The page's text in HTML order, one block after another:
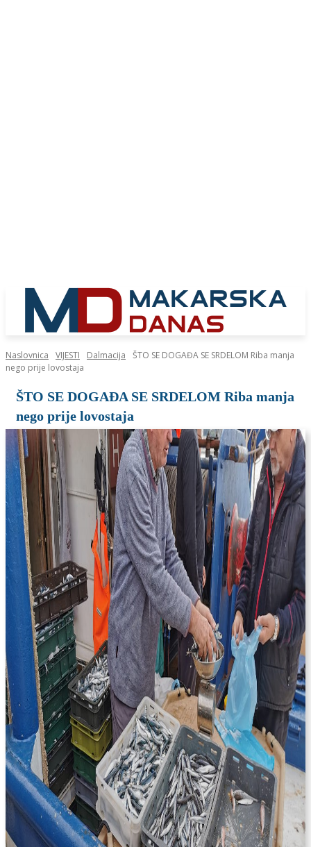
Naslovnica VIJESTI Dalmacija
ŠTO SE DOGAĐA SE SRDELOM Riba manja
nego prije lovostaja
ŠTO SE DOGAĐA SE SRDELOM Riba manja
nego prije lovostaja